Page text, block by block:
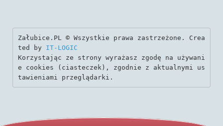
Załubice.PL © Wszystkie prawa zastrzeżone. Crea
ted by IT-LOGIC
Korzystając ze strony wyrażasz zgodę na używani
e cookies (ciasteczek), zgodnie z aktualnymi us
tawieniami przeglądarki.